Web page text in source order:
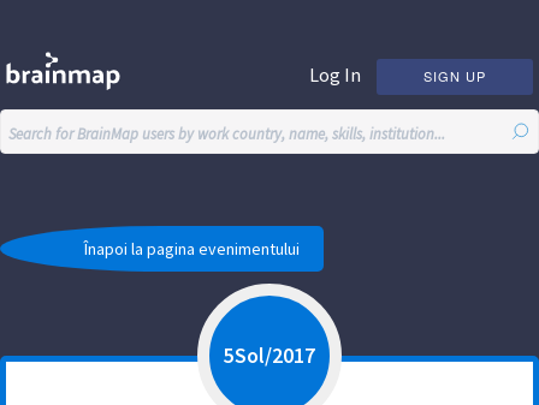
Log In SIGN UP
5Sol/2017